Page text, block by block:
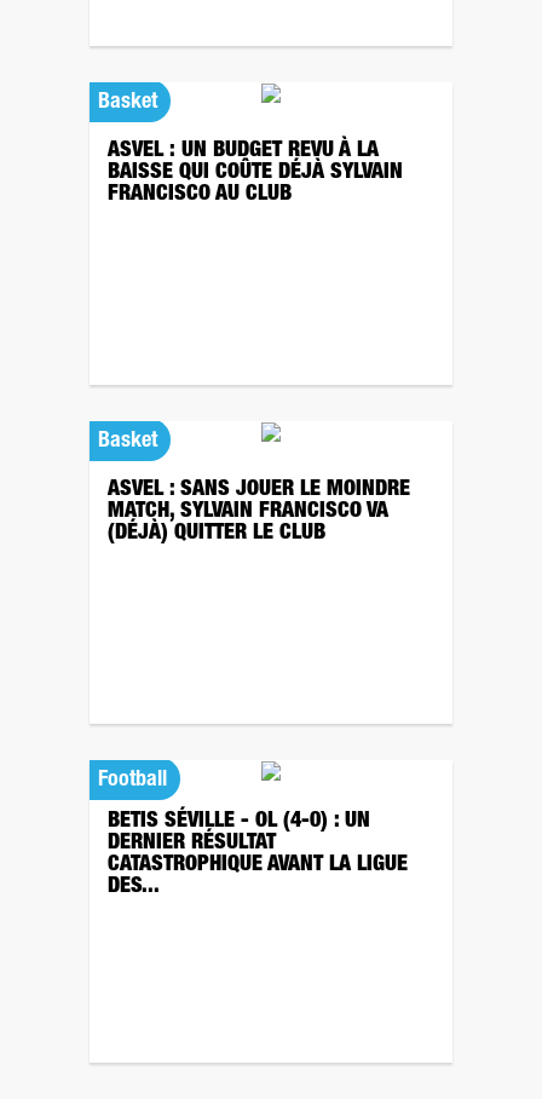
Basket
ASVEL : UN BUDGET REVU À LA
BAISSE QUI COÛTE DÉJÀ SYLVAIN
FRANCISCO AU CLUB
Basket
ASVEL : SANS JOUER LE MOINDRE
MATCH, SYLVAIN FRANCISCO VA
(DÉJÀ) QUITTER LE CLUB
Football
BETIS SÉVILLE - OL (4-0) : UN
DERNIER RÉSULTAT
CATASTROPHIQUE AVANT LA LIGUE
DES...